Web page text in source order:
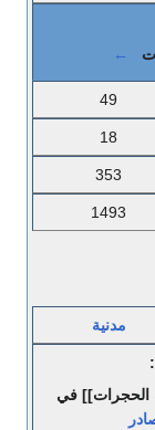
←
49
18
353
1493
مدنية
الحجرات]] في